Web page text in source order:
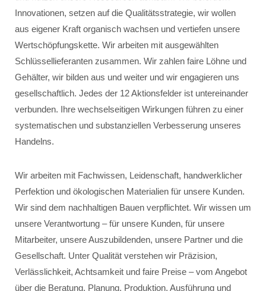
Innovationen, setzen auf die Qualitätsstrategie, wir wollen
aus eigener Kraft organisch wachsen und vertiefen unsere
Wertschöpfungskette. Wir arbeiten mit ausgewählten
Schlüssellieferanten zusammen. Wir zahlen faire Löhne und
Gehälter, wir bilden aus und weiter und wir engagieren uns
gesellschaftlich. Jedes der 12 Aktionsfelder ist untereinander
verbunden. Ihre wechselseitigen Wirkungen führen zu einer
systematischen und substanziellen Verbesserung unseres
Handelns.
Wir arbeiten mit Fachwissen, Leidenschaft, handwerklicher
Perfektion und ökologischen Materialien für unsere Kunden.
Wir sind dem nachhaltigen Bauen verpflichtet. Wir wissen um
unsere Verantwortung – für unsere Kunden, für unsere
Mitarbeiter, unsere Auszubildenden, unsere Partner und die
Gesellschaft. Unter Qualität verstehen wir Präzision,
Verlässlichkeit, Achtsamkeit und faire Preise – vom Angebot
über die Beratung, Planung, Produktion, Ausführung und